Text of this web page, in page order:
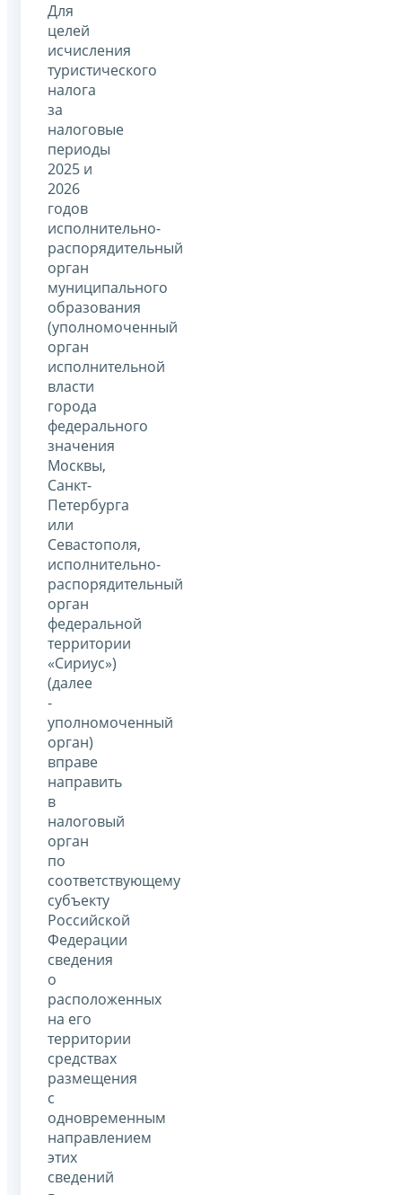
Для
целей
исчисления
туристического
налога
за
налоговые
периоды
2025 и
2026
годов
исполнительно-
распорядительный
орган
муниципального
образования
(уполномоченный
орган
исполнительной
власти
города
федерального
значения
Москвы,
Санкт-
Петербурга
или
Севастополя,
исполнительно-
распорядительный
орган
федеральной
территории
«Сириус»)
(далее
-
уполномоченный
орган)
вправе
направить
в
налоговый
орган
по
соответствующему
субъекту
Российской
Федерации
сведения
о
расположенных
на его
территории
средствах
размещения
с
одновременным
направлением
этих
сведений